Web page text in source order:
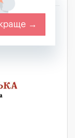
→